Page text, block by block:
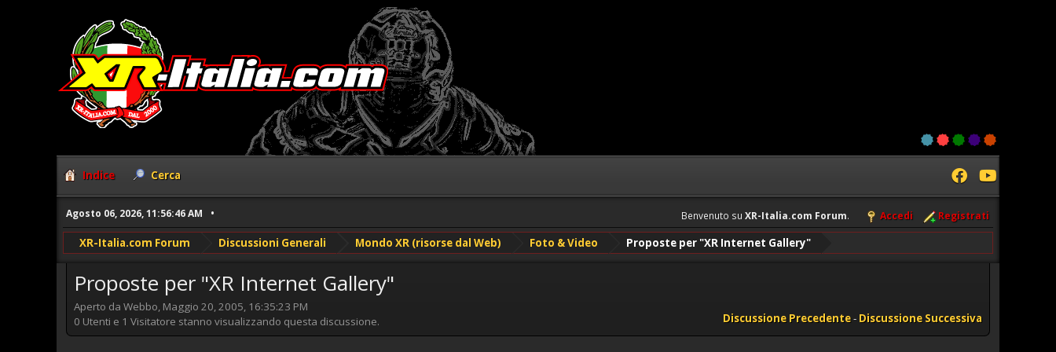
Indice Cerca
Agosto 06, 2026, 11:56:46 AM Benvenuto su XR-Italia.com Forum. Accedi Registrati
XR-Italia.com Forum Discussioni Generali Mondo XR (risorse dal Web) Foto & Video Proposte per "XR Internet Gallery"
Proposte per "XR Internet Gallery"
Aperto da Webbo, Maggio 20, 2005, 16:35:23 PM
Discussione Precedente- Discussione Successiva
0 Utenti e 1 Visitatore stanno visualizzando questa discussione.